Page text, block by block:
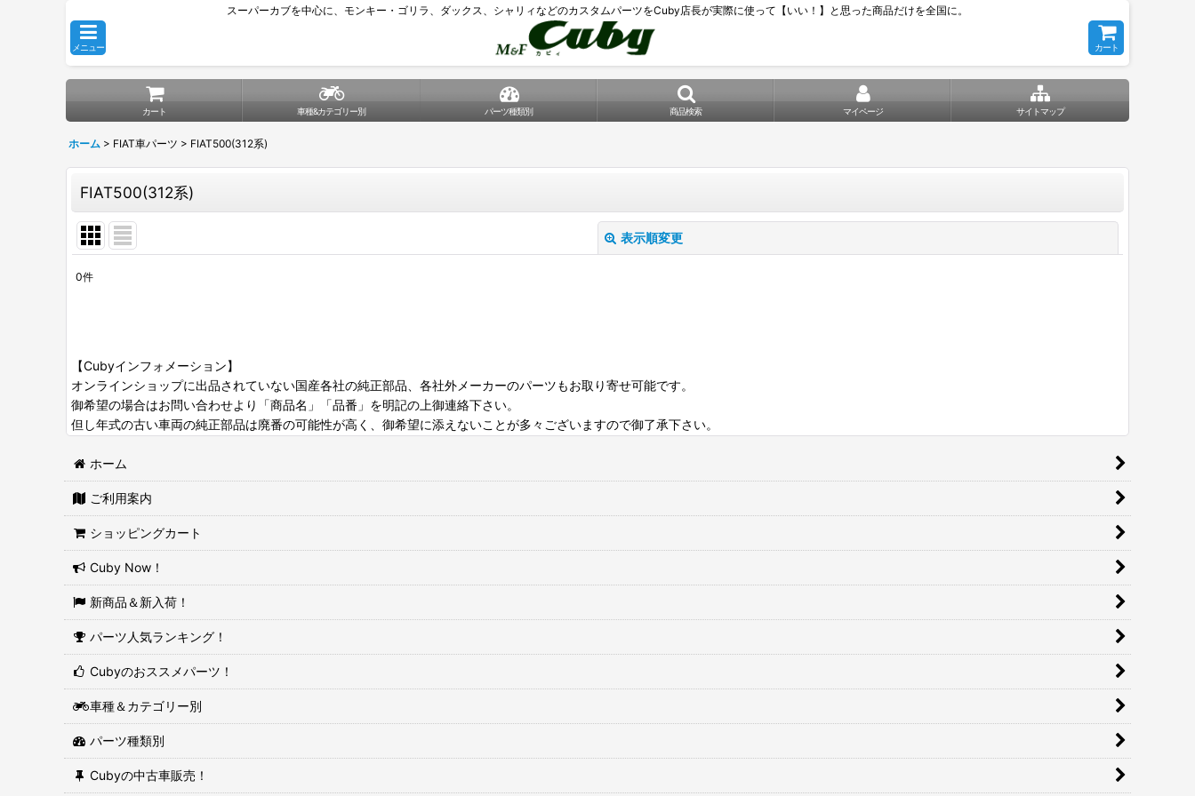
スーパーカブを中心に、モンキー・ゴリラ、ダックス、シャリィなどのカスタムパーツをCuby店長が実際に使って【いい！】と思った商品だけを全国に。
メニュー カート
カート 車種&カテゴリー別 パーツ種類別 商品検索 マイページ サイトマップ
ホーム > FIAT車パーツ > FIAT500(312系)
FIAT500(312系)
表示順変更
絞り込む
0件
【Cubyインフォメーション】
オンラインショップに出品されていない国産各社の純正部品、各社外メーカーのパーツもお取り寄せ可能です。
御希望の場合はお問い合わせより「商品名」「品番」を明記の上御連絡下さい。
但し年式の古い車両の純正部品は廃番の可能性が高く、御希望に添えないことが多々ございますので御了承下さい。
ホーム
ご利用案内
ショッピングカート
Cuby Now！
新商品＆新入荷！
パーツ人気ランキング！
Cubyのおススメパーツ！
車種＆カテゴリー別
パーツ種類別
Cubyの中古車販売！